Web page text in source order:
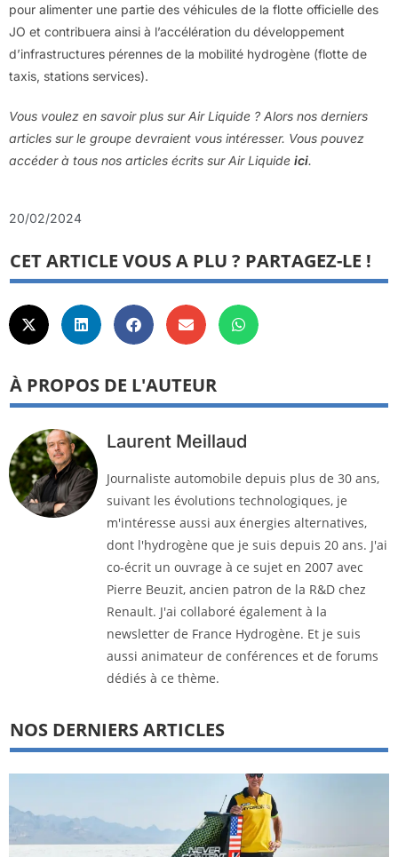
pour alimenter une partie des véhicules de la flotte officielle des
JO et contribuera ainsi à l’accélération du développement
d’infrastructures pérennes de la mobilité hydrogène (flotte de
taxis, stations services).
Vous voulez en savoir plus sur Air Liquide ? Alors nos derniers
articles sur le groupe devraient vous intéresser. Vous pouvez
accéder à tous nos articles écrits sur Air Liquide ici.
20/02/2024
CET ARTICLE VOUS A PLU ? PARTAGEZ-LE !
À PROPOS DE L'AUTEUR
Laurent Meillaud
Journaliste automobile depuis plus de 30 ans,
suivant les évolutions technologiques, je
m'intéresse aussi aux énergies alternatives,
dont l'hydrogène que je suis depuis 20 ans. J'ai
co-écrit un ouvrage à ce sujet en 2007 avec
Pierre Beuzit, ancien patron de la R&D chez
Renault. J'ai collaboré également à la
newsletter de France Hydrogène. Et je suis
aussi animateur de conférences et de forums
dédiés à ce thème.
NOS DERNIERS ARTICLES